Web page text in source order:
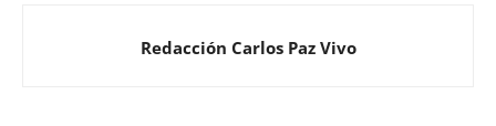
Redacción Carlos Paz Vivo